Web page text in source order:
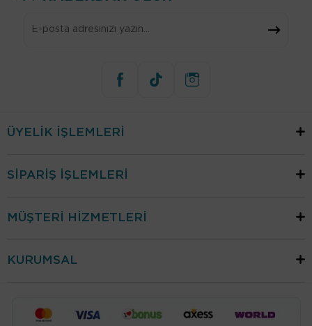
ÜYELİK İŞLEMLERİ
SİPARİŞ İŞLEMLERİ
MÜŞTERİ HİZMETLERİ
KURUMSAL